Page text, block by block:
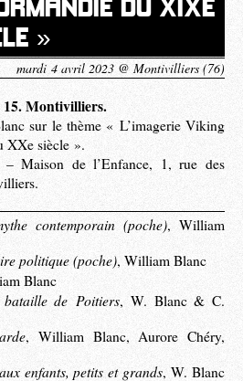
DU XIXE
»
mardi 4 avril 2023 @ Montivilliers (76)
Montivilliers.
sur le thème « L’imagerie Viking
XXe siècle ».
Maison de l’Enfance, 1, rue des
contemporain (poche), William
politique (poche), William Blanc
Blanc
de Poitiers, W. Blanc & C.
, William Blanc, Aurore Chéry,
enfants, petits et grands, W. Blanc